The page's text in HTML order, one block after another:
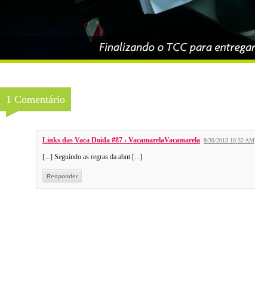
1 Comentário
Links das Vaca Doida #87 ‹ VacamarelaVacamarela 8/30/2013 10:32 AM
[...] Seguindo as regras da abnt [...]
Responder